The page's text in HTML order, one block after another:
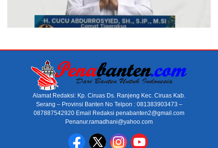
Alamat Redaksi: Kp. Ciruas Ds. Ranjeng Kec. Ciruas Kab.
Serang – Provinsi Banten No Telpon : 081383903473 –
087887542920 Email Redaksi penabanten2@gmail.com
Penanur.ramadhani@yahoo.com